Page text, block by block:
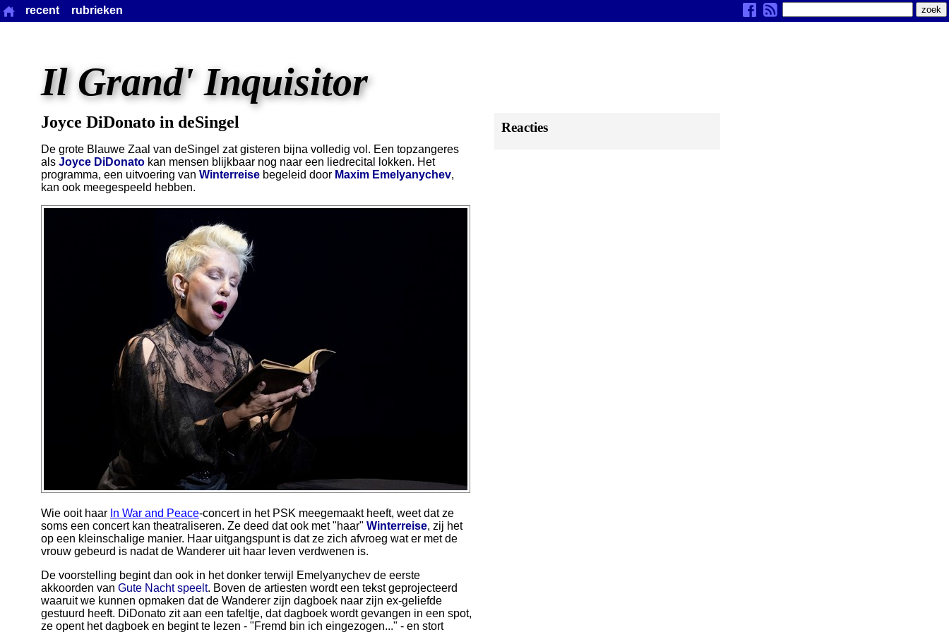
Il Grand' Inquisitor
Joyce DiDonato in deSingel
De grote Blauwe Zaal van deSingel zat gisteren bijna volledig vol. Een topzangeres
als Joyce DiDonato kan mensen blijkbaar nog naar een liedrecital lokken. Het
programma, een uitvoering van Winterreise begeleid door Maxim Emelyanychev,
kan ook meegespeeld hebben.
Wie ooit haar In War and Peace-concert in het PSK meegemaakt heeft, weet dat ze
soms een concert kan theatraliseren. Ze deed dat ook met "haar" Winterreise, zij het
op een kleinschalige manier. Haar uitgangspunt is dat ze zich afvroeg wat er met de
vrouw gebeurd is nadat de Wanderer uit haar leven verdwenen is.
De voorstelling begint dan ook in het donker terwijl Emelyanychev de eerste
akkoorden van Gute Nacht speelt. Boven de artiesten wordt een tekst geprojecteerd
waaruit we kunnen opmaken dat de Wanderer zijn dagboek naar zijn ex-geliefde
gestuurd heeft. DiDonato zit aan een tafeltje, dat dagboek wordt gevangen in een spot,
ze opent het dagboek en begint te lezen - "Fremd bin ich eingezogen..." - en stort
Reacties
recent rubrieken